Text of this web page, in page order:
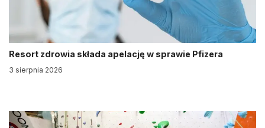
Resort zdrowia składa apelację w sprawie Pfizera
3 sierpnia 2026